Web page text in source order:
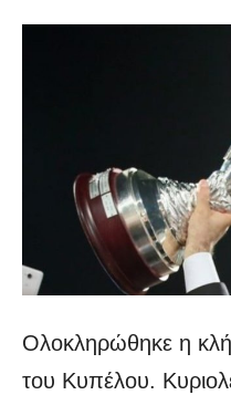
Ολοκληρώθηκε η
του Κυπέλου.